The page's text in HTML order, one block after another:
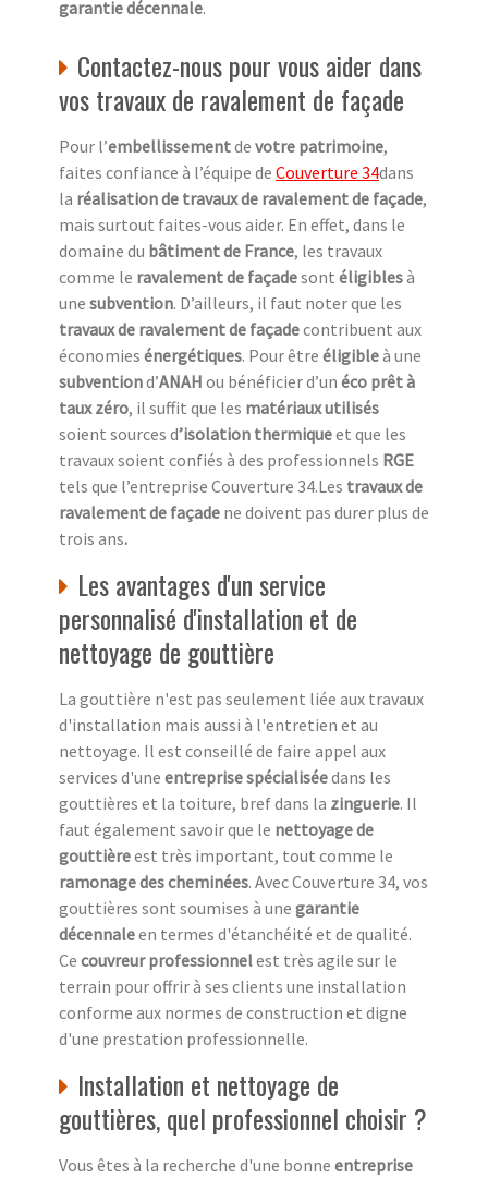
garantie décennale.
Contactez-nous pour vous aider dans
vos travaux de ravalement de façade
Pour l’embellissementde votre patrimoine,
faites confiance à l’équipe de Couverture 34dans
la réalisation de travaux de ravalement de façade,
mais surtout faites-vous aider. En effet, dans le
domaine du bâtiment de France, les travaux
comme le ravalement de façadesont éligiblesà
une subvention. D’ailleurs, il faut noter que les
travaux de ravalement de façadecontribuent aux
économies énergétiques. Pour être éligibleà une
subventiond’ANAH ou bénéficier d’un éco prêt à
taux zéro, il suffit que les matériaux utilisés
soient sources d’isolation thermiqueet que les
travaux soient confiés à des professionnels RGE
tels que l’entreprise Couverture 34.Les travaux de
ravalement de façade ne doivent pas durer plus de
trois ans.
Les avantages d'un service
personnalisé d'installation et de
nettoyage de gouttière
La gouttière n'est pas seulement liée aux travaux
d'installation mais aussi à l'entretien et au
nettoyage. Il est conseillé de faire appel aux
services d'une entreprise spécialiséedans les
gouttières et la toiture, bref dans la zinguerie. Il
faut également savoir que le nettoyage de
gouttièreest très important, tout comme le
ramonage des cheminées. Avec Couverture 34, vos
gouttières sont soumises à une garantie
décennaleen termes d'étanchéité et de qualité.
Ce couvreur professionnelest très agile sur le
terrain pour offrir à ses clients une installation
conforme aux normes de construction et digne
d'une prestation professionnelle.
Installation et nettoyage de
gouttières, quel professionnel choisir ?
Vous êtes à la recherche d'une bonne entreprise